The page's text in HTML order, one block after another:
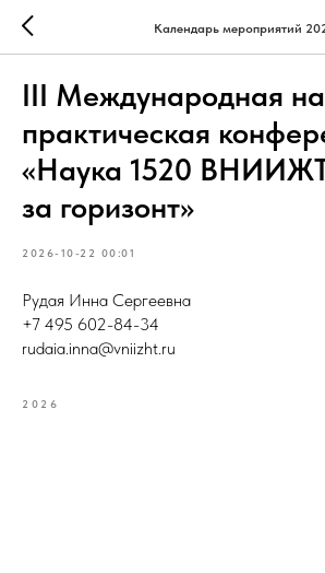
Календарь мероприятий
III Международная
практическая
«Наука 1520
за горизонт»
2026-10-22 00:01
Рудая Инна Сергеевна
+7 495 602-84-34
rudaia.inna@vniizht.ru
2026